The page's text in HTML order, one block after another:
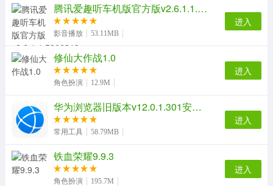
腾讯爱趣听车机版官方版v2.6.1.1.5866819安卓版
影音播放 53.11MB
进入
修仙大作战1.0
角色扮演 12.9M
进入
华为浏览器旧版本v12.0.1.301安卓版
常用工具 58.79MB
进入
铁血荣耀9.9.3
角色扮演 195.7M
进入